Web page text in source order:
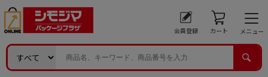
会員登録 カート メニュー